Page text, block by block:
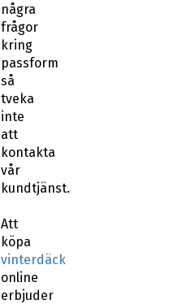
några
frågor
kring
passform
så
tveka
inte
att
kontakta
vår
kundtjänst.
Att
köpa
vinterdäck
online
erbjuder